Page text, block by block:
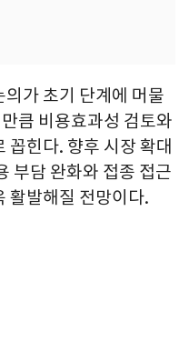
가 초기 단계에 머물
큼 비용효과성 검토와
꼽힌다. 향후 시장 확대
부담 완화와 접종 접근
활발해질 전망이다.